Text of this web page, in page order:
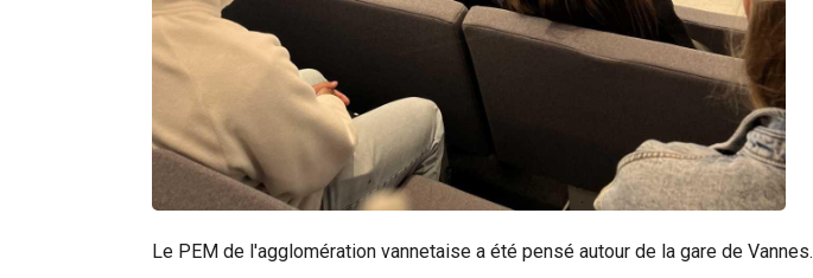
Le PEM de l'agglomération vannetaise a été pensé autour de la gare de Vannes.